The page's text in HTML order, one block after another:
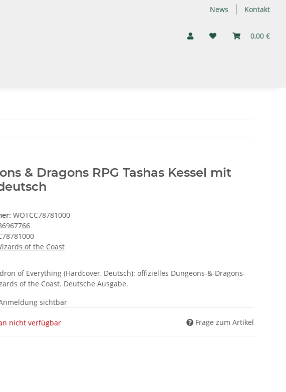
News Kontakt
0,00 €
& Dragons RPG Tashas Kessel mit
WOTCC78781000
of the Coast
of Everything (Hardcover, Deutsch): offizielles Dungeons-&-Dragons-
of the Coast. Deutsche Ausgabe.
sichtbar
nicht verfügbar Frage zum Artikel